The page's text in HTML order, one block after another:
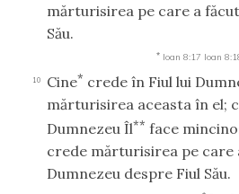
mărturisirea pe care a
Său.
* Ioan 8:17 Ioan
10 Cine* crede în Fiul lui
mărturisirea aceasta în el;
Dumnezeu Îl** face
crede mărturisirea pe care
Dumnezeu despre Fiul Său.